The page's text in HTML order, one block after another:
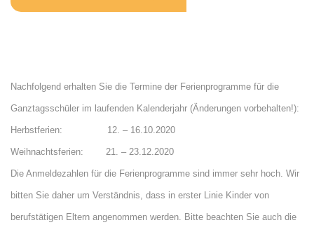
Nachfolgend erhalten Sie die Termine der Ferienprogramme für die
Ganztagsschüler im laufenden Kalenderjahr (Änderungen vorbehalten!):
Herbstferien: 12. – 16.10.2020
Weihnachtsferien: 21. – 23.12.2020
Die Anmeldezahlen für die Ferienprogramme sind immer sehr hoch. Wir
bitten Sie daher um Verständnis, dass in erster Linie Kinder von
berufstätigen Eltern angenommen werden. Bitte beachten Sie auch die